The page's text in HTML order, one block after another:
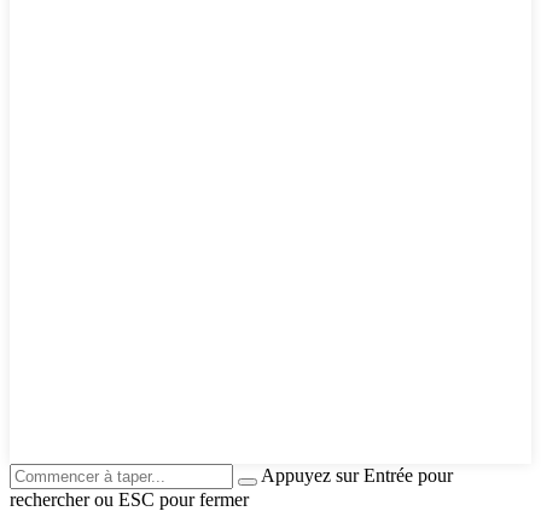
Appuyez sur Entrée pour
rechercher ou ESC pour fermer